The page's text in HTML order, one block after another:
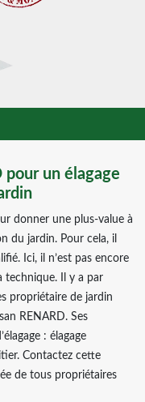
pour un élagage
donner une plus-value à
du jardin. Pour cela, il
Ici, il n’est pas encore
technique. Il y a par
propriétaire de jardin
RENARD. Ses
: élagage
Contactez cette
de tous propriétaires